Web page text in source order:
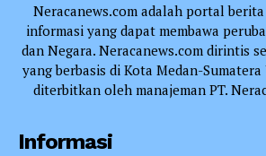
Neracanews.com adalah portal
informasi yang dapat membawa
dan Negara. Neracanews.com dirintis
yang berbasis di Kota Medan-
diterbitkan oleh manajeman PT.
Informasi